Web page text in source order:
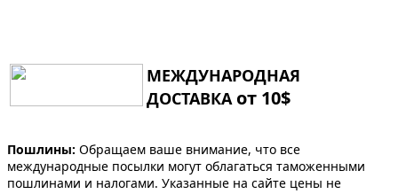
МЕЖДУНАРОДНАЯ
ДОСТАВКА от 10$
Пошлины: Обращаем ваше внимание, что все
международные посылки могут облагаться таможенными
пошлинами и налогами. Указанные на сайте цены не